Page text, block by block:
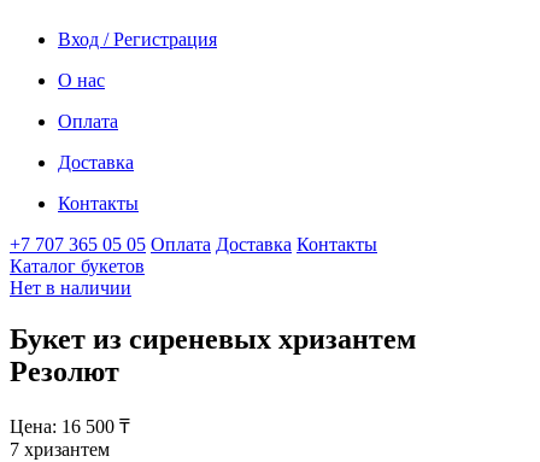
Вход / Регистрация
О нас
Оплата
Доставка
Контакты
+7 707 365 05 05 Оплата Доставка Контакты
Каталог букетов
Нет в наличии
Букет из сиреневых хризантем
Резолют
Цена: 16 500 ₸
7 хризантем